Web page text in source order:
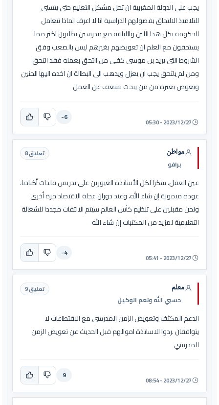
يجب على الدولة المغربية ان تحل مشكل التعليم حتى يتسنى
للتلاميذ الالتحاق بفصولهم الدراسية انا لا اعرف لماذا تتعامل
الحكومة بكل هذا اللين واللباقة مع مدرسين يطلبون اكثر مما
يستحقون مع العلم ان تعويضهم بغيرهم ليس بالصعب وفق
الشروط التى يريد بن موسى كفى من التحق بعمله فقد التحق
ومن لم يلتحق يجب ان يعزل ويدهب الى البطالة ان اخده اليها الحنين
ويعوض بغيره من من يبحت بشغف عن العمل
2023/12/27 - 05:30
-6
مواطن
برافو
تعليق 8
عين العقل، شكرا لكل الأساتذة الغيورين على تدريس فلذات أكبادنا،
عودة ميمونة إن شاء الله، وعند دوران عجلة الاقتصاد مرة أخرى
ونحن مقبلين على تنظيم كأس العالم سيتم الالتفات مجددا للشغالة
التعليمية لمزيد من المكتبات إن شاء الله
2023/12/27 - 05:41
-4
معلم
حسبي الله ونعم الوكيل
تعليق 9
الدعم المكثف وتعويض الزمن المدرسي مع الاقتطاعات لا
يتوافقان .ردوا للاساتذة اموالهم قبل الحديث عن تعويض الزمن
المدرسي
2023/12/27 - 08:54
9